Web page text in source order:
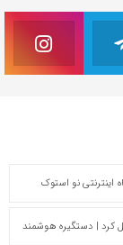
اینترنتی نو استوک
کرد | دستگیره هوشمند